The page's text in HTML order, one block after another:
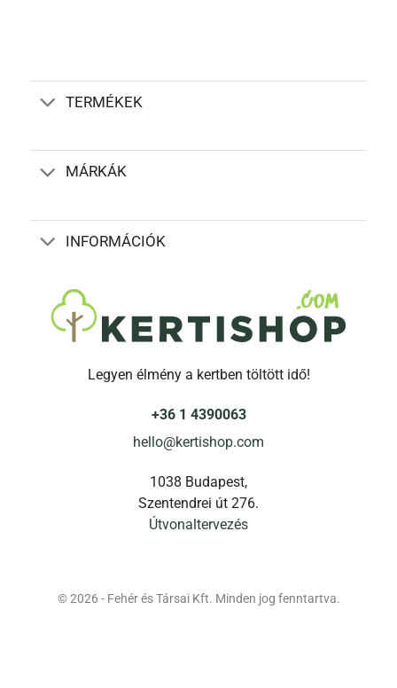
TERMÉKEK
MÁRKÁK
INFORMÁCIÓK
Legyen élmény a kertben töltött idő!
+36 1 4390063
hello@kertishop.com
1038 Budapest,
Szentendrei út 276.
Útvonaltervezés
© 2026 - Fehér és Társai Kft. Minden jog fenntartva.